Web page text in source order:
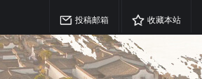
投稿邮箱 收藏本站